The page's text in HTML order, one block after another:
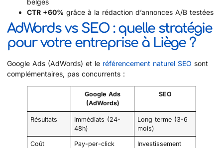
belges
CTR +60% grâce à la rédaction d’annonces A/B testées
AdWords vs SEO : quelle stratégie
pour votre entreprise à Liège ?
Google Ads (AdWords) et le référencement naturel SEO sont
complémentaires, pas concurrents :
Google Ads
(AdWords)
SEO
Résultats
Immédiats (24-
48h)
Long terme (3-6
mois)
Coût Pay-per-click
Investissement